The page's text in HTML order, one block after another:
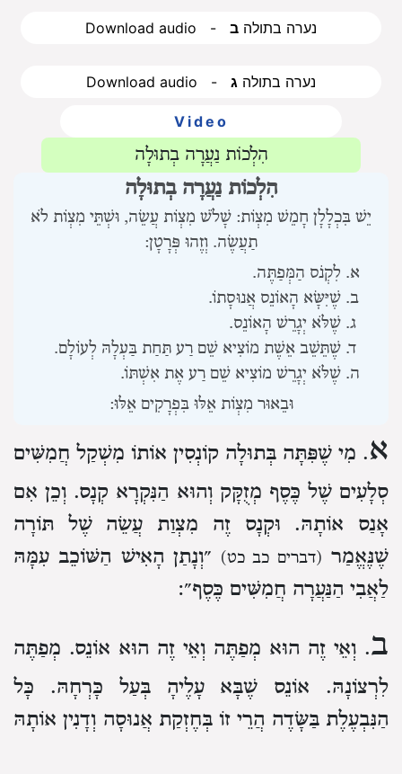
Download audio - נערה בתולה ב
Download audio - נערה בתולה ג
Video
הִלְכוֹת נַעֲרָה בְתוּלָה
הִלְכוֹת נַעֲרָה בְתוּלָה
יֵשׁ בִּכְלָלָן חָמֵשׁ מִצְוֹת: שָׁלֹשׁ מִצְוֹת עֲשֵׂה, וּשְׁתֵּי מִצְוֹת לֹא
תַעֲשֶׂה. וְזֶהוּ פְּרָטָן:
לִקְנֹס הַמְּפַתֶּה.
שֶׁיִּשָּׂא הָאוֹנֵס אֲנוּסָתוֹ.
שֶׁלֹּא יְגָרֵשׁ הָאוֹנֵס.
שֶׁתֵּשֵׁב אֵשֶׁת מוֹצִיא שֵׁם רַע תַּחַת בַּעְלָהּ לְעוֹלָם.
שֶׁלֹּא יְגָרֵשׁ מוֹצִיא שֵׁם רַע אֶת אִשְׁתּוֹ.
וּבֵאוּר מִצְוֹת אֵלּוּ בִּפְרָקִים אֵלּוּ:
א. מִי שֶׁפִּתָּה בְּתוּלָה קוֹנְסִין אוֹתוֹ מִשְׁקַל חֲמִשִּׁים
סְלָעִים שֶׁל כֶּסֶף מְזֻקָּק וְהוּא הַנִּקְרָא קְנָס. וְכֵן אִם
אָנַס אוֹתָהּ. וּקְנָס זֶה מִצְוַת עֲשֵׂה שֶׁל תּוֹרָה
שֶׁנֶּאֱמַר (דברים כב כט) ״וְנָתַן הָאִישׁ הַשּׁוֹכֵב עִמָּהּ
לַאֲבִי הַנַּעֲרָה חֲמִשִּׁים כֶּסֶף״:
ב. וְאֵי זֶה הוּא מְפַתֶּה וְאֵי זֶה הוּא אוֹנֵס. מְפַתֶּה
לִרְצוֹנָהּ.
אוֹנֵס שֶׁבָּא עָלֶיהָ בְּעַל כָּרְחָהּ.
כָּל
הַנִּבְעֶלֶת בַּשָּׂדֶה הֲרֵי זוֹ בְּחֶזְקַת אֲנוּסָה וְדָנִין אוֹתָהּ